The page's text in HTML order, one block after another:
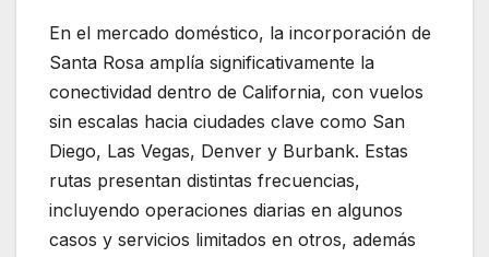
En el mercado doméstico, la incorporación de
Santa Rosa amplía significativamente la
conectividad dentro de California, con vuelos
sin escalas hacia ciudades clave como San
Diego, Las Vegas, Denver y Burbank. Estas
rutas presentan distintas frecuencias,
incluyendo operaciones diarias en algunos
casos y servicios limitados en otros, además